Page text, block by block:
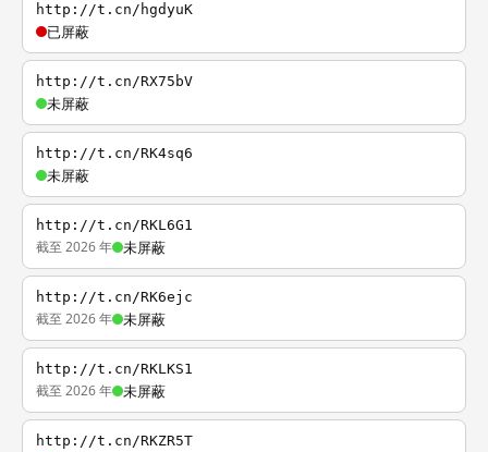
http://t.cn/hgdyuK
已屏蔽
http://t.cn/RX75bV
未屏蔽
http://t.cn/RK4sq6
未屏蔽
http://t.cn/RKL6G1
截至 2026 年 未屏蔽
http://t.cn/RK6ejc
截至 2026 年 未屏蔽
http://t.cn/RKLKS1
截至 2026 年 未屏蔽
http://t.cn/RKZR5T